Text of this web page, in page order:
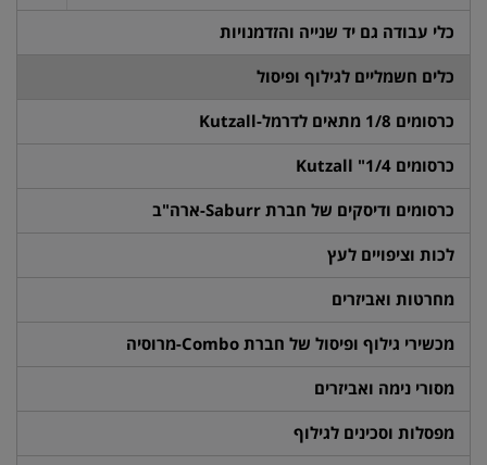
כלי עבודה גם יד שנייה והזדמנויות
כלים חשמליים לגילוף ופיסול
כרסומים 1/8 מתאים לדרמל-Kutzall
כרסומים 1/4" Kutzall
כרסומים ודיסקים של חברת Saburr-ארה"ב
לכות וציפויים לעץ
מחרטות ואביזרים
מכשירי גילוף ופיסול של חברת Combo-מרוסיה
מסורי נימה ואביזרים
מפסלות וסכינים לגילוף